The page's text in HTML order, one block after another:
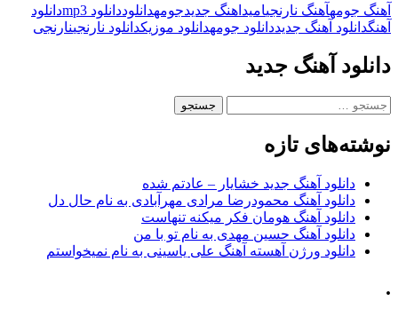
آهنگ جومهآهنگ نارنجیامید اهنگ جدیدجومهدانلوددانلود mp3
دانلود
آهنگدانلود آهنگ جدیددانلود جومهدانلود موزیکدانلود نارنجینارنجی
دانلود آهنگ جدید
جستجو
نوشته‌های تازه
دانلود آهنگ جدید خشایار – عادتم شده
دانلود آهنگ محمودرضا مرادی مهرآبادی به نام حال دل
دانلود آهنگ هومان فکر میکنه تنهاست
دانلود آهنگ حسین مهدی به نام تو با من
دانلود ورژن آهسته آهنگ علی یاسینی به نام نمیخواستم
.